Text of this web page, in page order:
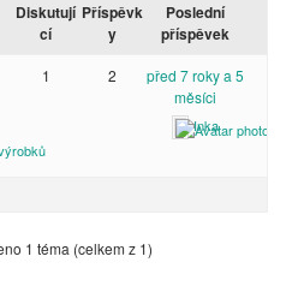
Diskutují
cí
Příspěvk
y
Poslední
příspěvek
1 2
před 7 roky a 5
měsíci
Inka
1 téma (celkem z 1)